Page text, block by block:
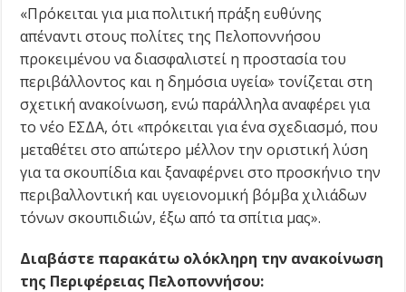
«Πρόκειται για μια πολιτική πράξη ευθύνης
απέναντι στους πολίτες της Πελοποννήσου
προκειμένου να διασφαλιστεί η προστασία του
περιβάλλοντος και η δημόσια υγεία» τονίζεται στη
σχετική ανακοίνωση, ενώ παράλληλα αναφέρει για
το νέο ΕΣΔΑ, ότι «πρόκειται για ένα σχεδιασμό, που
μεταθέτει στο απώτερο μέλλον την οριστική λύση
για τα σκουπίδια και ξαναφέρνει στο προσκήνιο την
περιβαλλοντική και υγειονομική βόμβα χιλιάδων
τόνων σκουπιδιών, έξω από τα σπίτια μας».
Διαβάστε παρακάτω ολόκληρη την ανακοίνωση
της Περιφέρειας Πελοποννήσου: